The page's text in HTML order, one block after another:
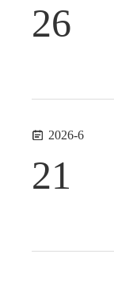
26
2026-6
21